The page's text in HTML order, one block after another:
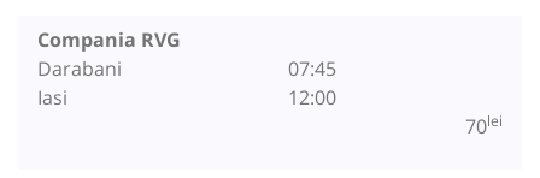
Compania RVG
Darabani
Iasi
07:45
12:00
70lei